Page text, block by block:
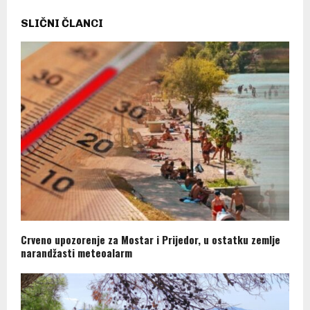
SLIČNI ČLANCI
Crveno upozorenje za Mostar i Prijedor, u ostatku zemlje
narandžasti meteoalarm